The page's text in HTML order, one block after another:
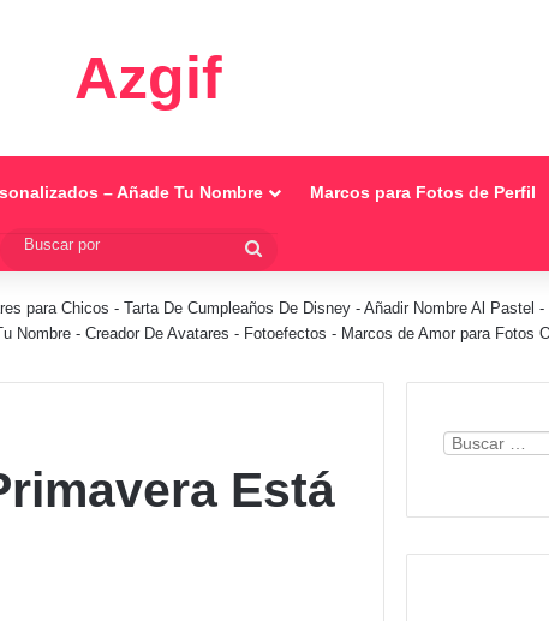
Azgif
– Añade Tu Nombre Marcos para Fotos de Perfil
para Chicos - Tarta De Cumpleaños De Disney - Añadir Nombre Al Pastel -
Nombre - Creador De Avatares - Fotoefectos - Marcos de Amor para Fotos
Está